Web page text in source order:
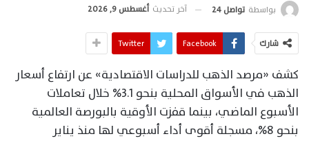
بواسطة تواصل 24 آخر تحديث أغسطس 9, 2026
شارك Facebook
Twitter
كشف «مرصد الذهب للدراسات الاقتصادية» عن ارتفاع أسعار
الذهب في الأسواق المحلية بنحو 3.1% خلال تعاملات
الأسبوع الماضي، بينما قفزت الأوقية بالبورصة العالمية
بنحو 8%، مسجلة أقوى أداء أسبوعي لها منذ يناير